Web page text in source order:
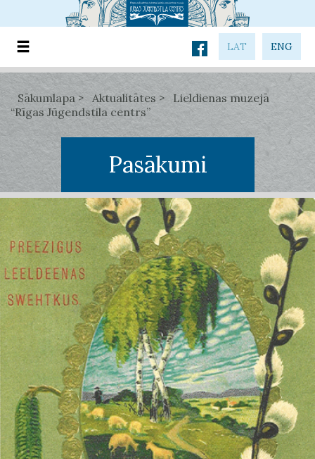
LAT ENG
Sākumlapa Aktualitātes
Lieldienas muzejā
“Rīgas Jūgendstila centrs”
Pasākumi